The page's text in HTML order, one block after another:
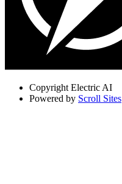
Copyright Electric AI
Powered by Scroll Sites